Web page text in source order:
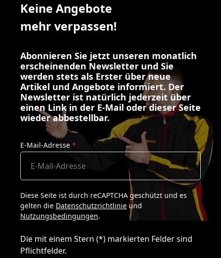
Keine Angebote
mehr verpassen!
Abonnieren Sie jetzt unseren monatlich
erscheinenden Newsletter und Sie
werden stets als Erster über neue
Artikel und Angebote informiert. Der
Newsletter ist natürlich jederzeit über
einen Link in der E-Mail oder dieser Seite
wieder abbestellbar.
E-Mail-Adresse *
Diese Seite ist durch reCAPTCHA geschützt und es
gelten die Datenschutzrichtlinie und
Nutzungsbedingungen.
Die mit einem Stern (*) markierten Felder sind
Pflichtfelder.